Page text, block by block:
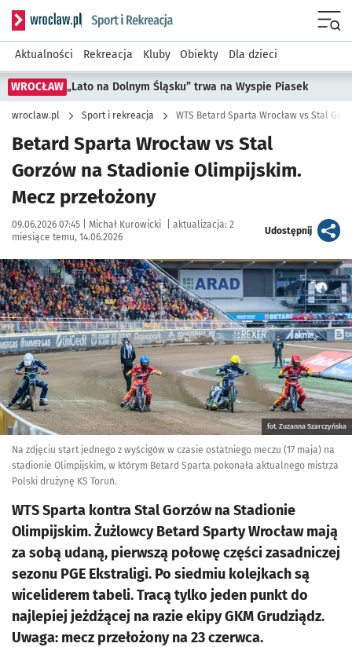
Serwis informacyjny wroclaw.pl podserwis: Sport i rekreacja
Aktualności Rekreacja Kluby Obiekty Dla dzieci
WROCŁAW „Lato na Dolnym Śląsku” trwa na Wyspie Piasek
wroclaw.pl Sport i rekreacja WTS Betard Sparta Wrocław vs Stal
Betard Sparta Wrocław vs Stal
Gorzów na Stadionie Olimpijskim.
Mecz przełożony
Data publikacji:
09.06.2026 07:45 | Autor:
Michał Kurowicki aktualizacja: 2
miesiące temu, 14.06.2026
Udostępnijartykuł
Kliknij, aby powiększyć
fot. Zuzanna Szarczyńska
Na zdjęciu start jednego z wyścigów w czasie ostatniego meczu (17 maja) na
stadionie Olimpijskim, w którym Betard Sparta pokonała aktualnego mistrza
Polski drużynę KS Toruń.
WTS Sparta kontra Stal Gorzów na Stadionie
Olimpijskim. Żużlowcy Betard Sparty Wrocław mają
za sobą udaną, pierwszą połowę części zasadniczej
sezonu PGE Ekstraligi. Po siedmiu kolejkach są
wiceliderem tabeli. Tracą tylko jeden punkt do
najlepiej jeżdżącej na razie ekipy GKM Grudziądz.
Uwaga: mecz przełożony na 23 czerwca.